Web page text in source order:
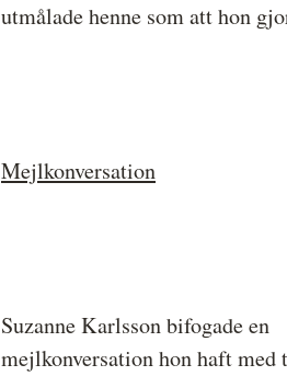
utmålade henne som att hon
Mejlkonversation
Suzanne Karlsson bifogade en
mejlkonversation hon haft